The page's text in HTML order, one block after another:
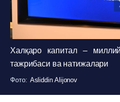
Халқаро капитал –
тажрибаси ва натижалари
Фото: Asliddin Alijonov
Фото: Asliddin Alijonov
Фото: Asliddin Alijonov
Фото: Asliddin Alijonov
Фото: Asliddin Alijonov
Фото: Asliddin Alijonov
Фото: Asliddin Alijonov
Фото: Asliddin Alijonov
Фото: Asliddin Alijonov
Фото: Asliddin Alijonov
Фото: Asliddin Alijonov